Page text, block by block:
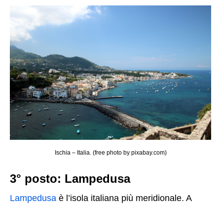
Ischia – Italia. (free photo by pixabay.com)
3° posto: Lampedusa
Lampedusa è l’isola italiana più meridionale. A